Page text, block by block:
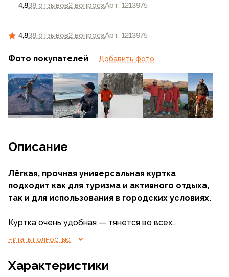
4,838 отзывов2 вопросаАрт: 1213975
4,838 отзывов2 вопросаАрт: 1213975
Фото покупателей Добавить фото
Описание
Лёгкая, прочная универсальная куртка
подходит как для туризма и активного отдыха,
так и для использования в городских условиях.
Куртка очень удобная — тянется во всех
направлениях, хорошо защищает от ветра и
технология производства трикотажных изделий,
поэтому швы имеют растяжимость, сходную с
Читать полностью
Характеристики